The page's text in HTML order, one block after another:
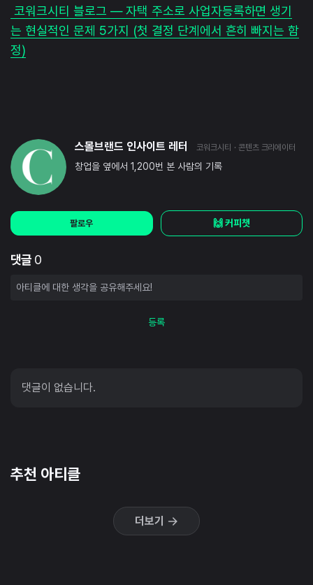
코워크시티 블로그 — 자택 주소로 사업자등록하면 생기
는 현실적인 문제 5가지 (첫 결정 단계에서 흔히 빠지는 함
정)
스몰브랜드 인사이트 레터 코워크시티 · 콘텐츠 크리에이터
창업을 옆에서 1,200번 본 사람의 기록
팔로우 🙌 커피챗
댓글 0
등록
댓글이 없습니다.
추천 아티클
더보기